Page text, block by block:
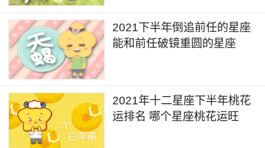
2021下半年倒追前任的星座
能和前任破镜重圆的星座
2021年十二星座下半年桃花
运排名 哪个星座桃花运旺